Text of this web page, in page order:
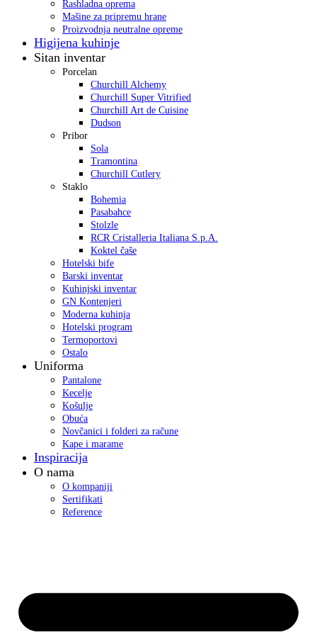
Rashladna oprema
Mašine za pripremu hrane
Proizvodnja neutralne opreme
Higijena kuhinje
Sitan inventar
Porcelan
Churchill Alchemy
Churchill Super Vitrified
Churchill Art de Cuisine
Dudson
Pribor
Sola
Tramontina
Churchill Cutlery
Staklo
Bohemia
Pasabahce
Stolzle
RCR Cristalleria Italiana S.p.A.
Koktel čaše
Hotelski bife
Barski inventar
Kuhinjski inventar
GN Kontenjeri
Moderna kuhinja
Hotelski program
Termoportovi
Ostalo
Uniforma
Pantalone
Kecelje
Košulje
Obuća
Novčanici i folderi za račune
Kape i marame
Inspiracija
O nama
O kompaniji
Sertifikati
Reference